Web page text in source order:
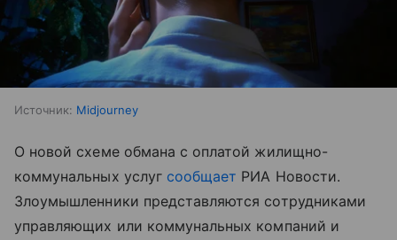
Источник: Midjourney
О новой схеме обмана с оплатой жилищно-
коммунальных услуг сообщает РИА Новости.
Злоумышленники представляются сотрудниками
управляющих или коммунальных компаний и